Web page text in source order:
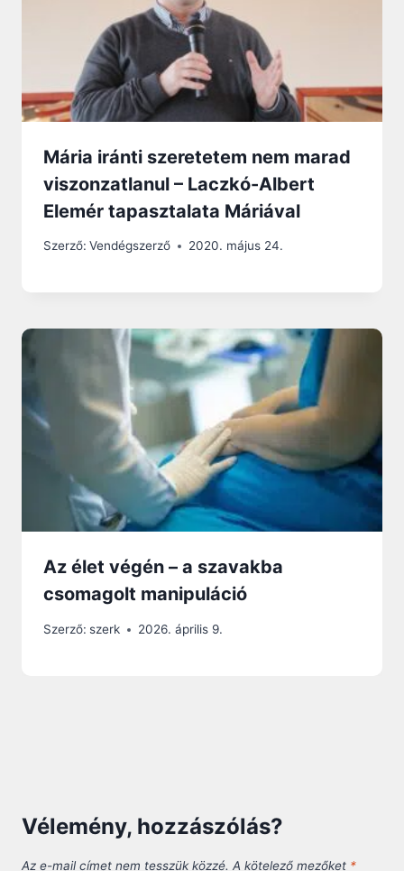
Mária iránti szeretetem nem marad
viszonzatlanul – Laczkó-Albert
Elemér tapasztalata Máriával
Szerző: Vendégszerző 2020. május 24.
Az élet végén – a szavakba
csomagolt manipuláció
Szerző: szerk 2026. április 9.
Vélemény, hozzászólás?
Az e-mail címet nem tesszük közzé. A kötelező mezőket *